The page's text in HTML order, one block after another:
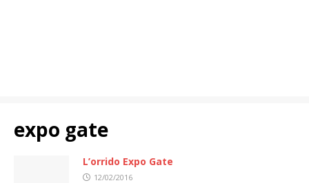
expo gate
L’orrido Expo Gate
12/02/2016